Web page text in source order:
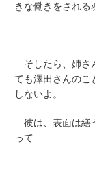
きな働きをされる
そしたら、姉さ
ても澤田さんの
しないよ。
彼は、表面は繕
って